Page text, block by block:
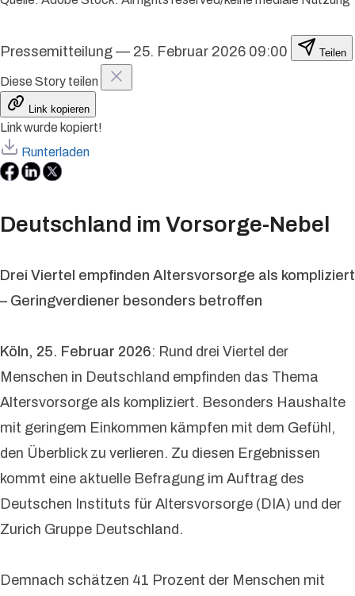
Pressemitteilung — 25. Februar 2026 09:00 Teilen
Diese Story teilen
Link kopieren
Link wurde kopiert!
Runterladen
Deutschland im Vorsorge-Nebel
Drei Viertel empfinden Altersvorsorge als kompliziert
– Geringverdiener besonders betroffen
Köln, 25. Februar 2026: Rund drei Viertel der
Menschen in Deutschland empfinden das Thema
Altersvorsorge als kompliziert. Besonders Haushalte
mit geringem Einkommen kämpfen mit dem Gefühl,
den Überblick zu verlieren. Zu diesen Ergebnissen
kommt eine aktuelle Befragung im Auftrag des
Deutschen Instituts für Altersvorsorge (DIA) und der
Zurich Gruppe Deutschland.
Demnach schätzen 41 Prozent der Menschen mit